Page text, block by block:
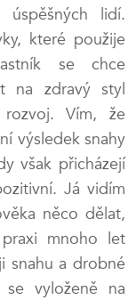
úspěšných lidí.
které použije
se chce
na zdravý styl
Vím, že
výsledek snahy
však přicházejí
Já vidím
něco dělat,
mnoho let
snahu a drobné
vyloženě na